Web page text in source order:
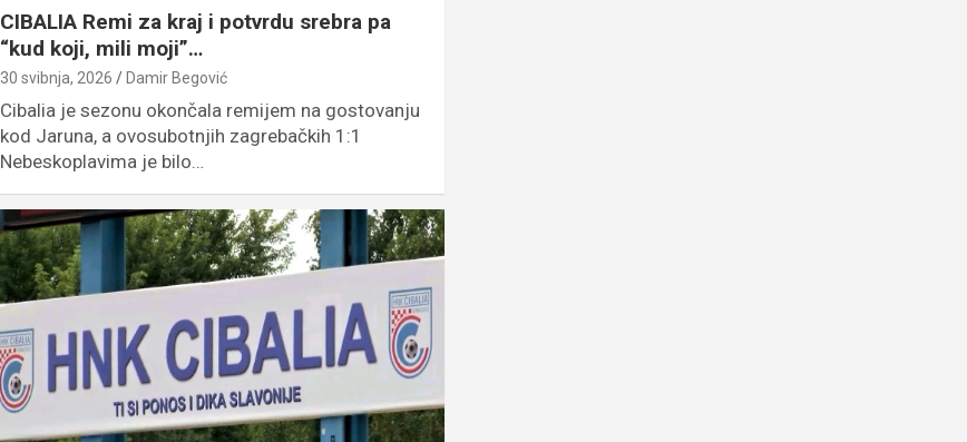
CIBALIA Remi za kraj i potvrdu srebra pa
“kud koji, mili moji”…
30 svibnja, 2026 Damir Begović
Cibalia je sezonu okončala remijem na gostovanju
kod Jaruna, a ovosubotnjih zagrebačkih 1:1
Nebeskoplavima je bilo…